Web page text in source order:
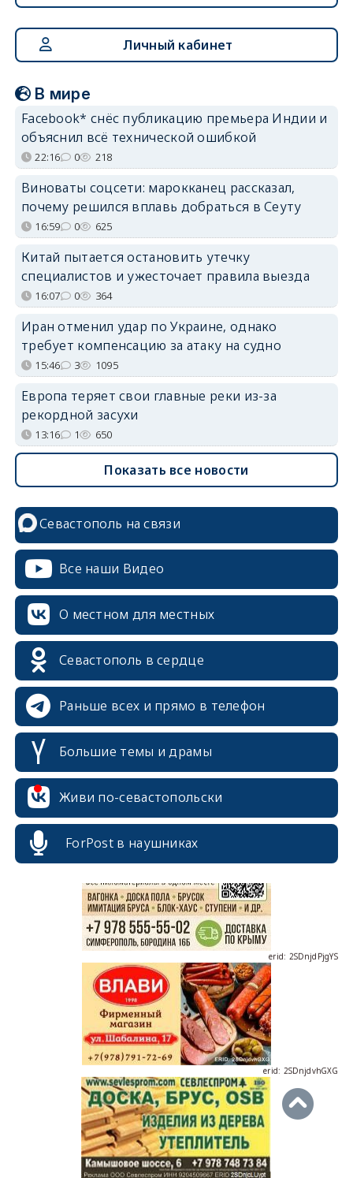
Личный кабинет
В мире
Facebook* снёс публикацию премьера Индии и
объяснил всё технической ошибкой
22:16 0 218
Виноваты соцсети: марокканец рассказал,
почему решился вплавь добраться в Сеуту
16:59 0 625
Китай пытается остановить утечку
специалистов и ужесточает правила выезда
16:07 0 364
Иран отменил удар по Украине, однако
требует компенсацию за атаку на судно
15:46 3 1095
Европа теряет свои главные реки из-за
рекордной засухи
13:16 1 650
Показать все новости
Севастополь на связи
Все наши Видео
О местном для местных
Севастополь в сердце
Раньше всех и прямо в телефон
Большие темы и драмы
Живи по-севастопольски
ForPost в наушниках
erid: 2SDnjcrDNw6
erid: 2SDnjdPjgYS
erid: 2SDnjdvhGXG
erid: 2SDnjcLUypt